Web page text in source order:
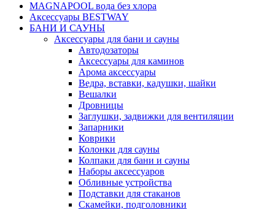
MAGNAPOOL вода без хлора
Аксессуары BESTWAY
БАНИ И САУНЫ
Аксессуары для бани и сауны
Автодозаторы
Аксессуары для каминов
Арома аксессуары
Ведра, вставки, кадушки, шайки
Вешалки
Дровницы
Заглушки, задвижки для вентиляции
Запарники
Коврики
Колонки для сауны
Колпаки для бани и сауны
Наборы аксессуаров
Обливные устройства
Подставки для стаканов
Скамейки, подголовники